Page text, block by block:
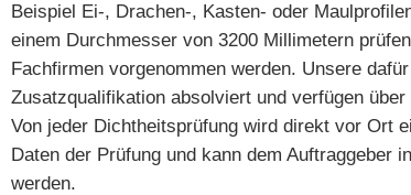
Beispiel Ei-, Drachen-, Kasten- oder
einem Durchmesser von 3200 Millimetern
Fachfirmen vorgenommen werden. Unsere
Zusatzqualifikation absolviert und verfügen
Von jeder Dichtheitsprüfung wird direkt vor Ort
Daten der Prüfung und kann dem Auftraggeber
werden.